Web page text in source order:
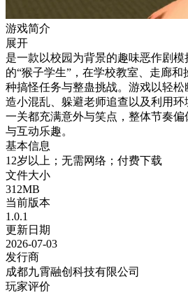
游戏简介
展开
是一款以校园为背景的趣味恶作剧
的“猴子学生”，在学校教室、走廊
种搞怪任务与整蛊挑战。游戏以轻松
造小混乱、躲避老师追查以及利用
一关都充满意外与笑点，整体节奏
与互动乐趣。
基本信息
12岁以上；无需网络；付费下载
文件大小
312MB
当前版本
1.0.1
更新日期
2026-07-03
发行商
成都九霄融创科技有限公司
玩家评价